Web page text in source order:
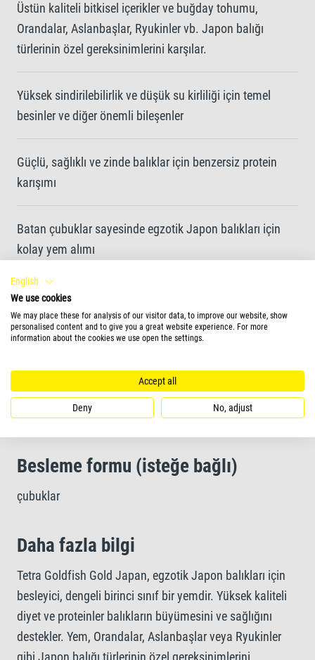
Üstün kaliteli bitkisel içerikler ve buğday tohumu,
Orandalar, Aslanbaşlar, Ryukinler vb. Japon balığı
türlerinin özel gereksinimlerini karşılar.
Yüksek sindirilebilirlik ve düşük su kirliliği için temel
besinler ve diğer önemli bileşenler
Güçlü, sağlıklı ve zinde balıklar için benzersiz protein
karışımı
Batan çubuklar sayesinde egzotik Japon balıkları için
kolay yem alımı
Benzersiz tarif ve renklendirici ve ilave koruyucu
içermeyen yüksek kaliteli bileşenler optimum büyüme
sağlar
Yemesi kolay ve sindirilebilirliği yüksek çubuk yemler
sayesinde temiz su ve gelişmiş su kalitesi
Besleme formu (isteğe bağlı)
çubuklar
Daha fazla bilgi
​Tetra Goldfish Gold Japan, egzotik Japon balıkları için
besleyici, dengeli birinci sınıf bir yemdir. Yüksek kaliteli
diyet ve proteinler balıkların büyümesini ve sağlığını
destekler. Yem, Orandalar, Aslanbaşlar veya Ryukinler
gibi Japon balığı türlerinin özel gereksinimlerini
English
We use cookies
We may place these for analysis of our visitor data, to improve our website, show
personalised content and to give you a great website experience. For more
information about the cookies we use open the settings.
Accept all
Deny No, adjust